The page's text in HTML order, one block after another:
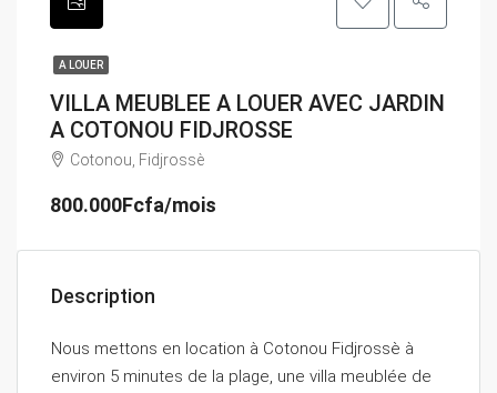
A LOUER
VILLA MEUBLEE A LOUER AVEC JARDIN
A COTONOU FIDJROSSE
Cotonou, Fidjrossè
800.000Fcfa/mois
Description
Nous mettons en location à Cotonou Fidjrossè à
environ 5 minutes de la plage, une villa meublée de